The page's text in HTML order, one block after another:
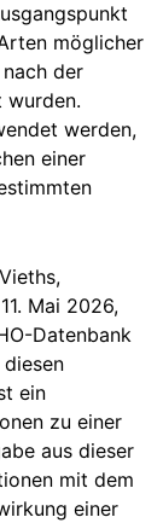
möglicher
der
wurden.
werden,
einer
Mai 2026,
Datenbank
ein
zu einer
aus dieser
mit dem
einer